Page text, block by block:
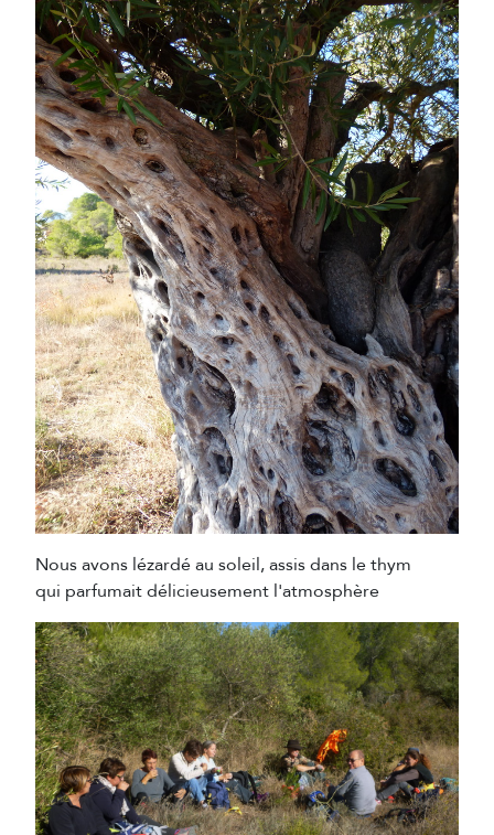
Nous avons lézardé au soleil, assis dans le thym
qui parfumait délicieusement l'atmosphère